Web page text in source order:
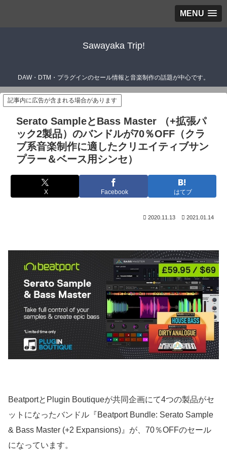
MENU
Sawayaka Trip!
DAW・DTM・プラグインのセール情報と音楽制作の話題が中心です。
記事内に広告が含まれる場合があります
Serato SampleとBass Master （+拡張パ
ック2製品）のバンドルが70％OFF（クラ
ブ系音楽制作に適したクリエイティブサン
プラー＆ベース用シンセ）
X Facebook はてブ
2020.11.13 2021.01.14
BeatportとPlugin Boutiqueが共同企画にて4つの製品がセ
ットになったバンドル『Beatport Bundle: Serato Sample
& Bass Master (+2 Expansions)』が、70％OFFのセール
になっています。